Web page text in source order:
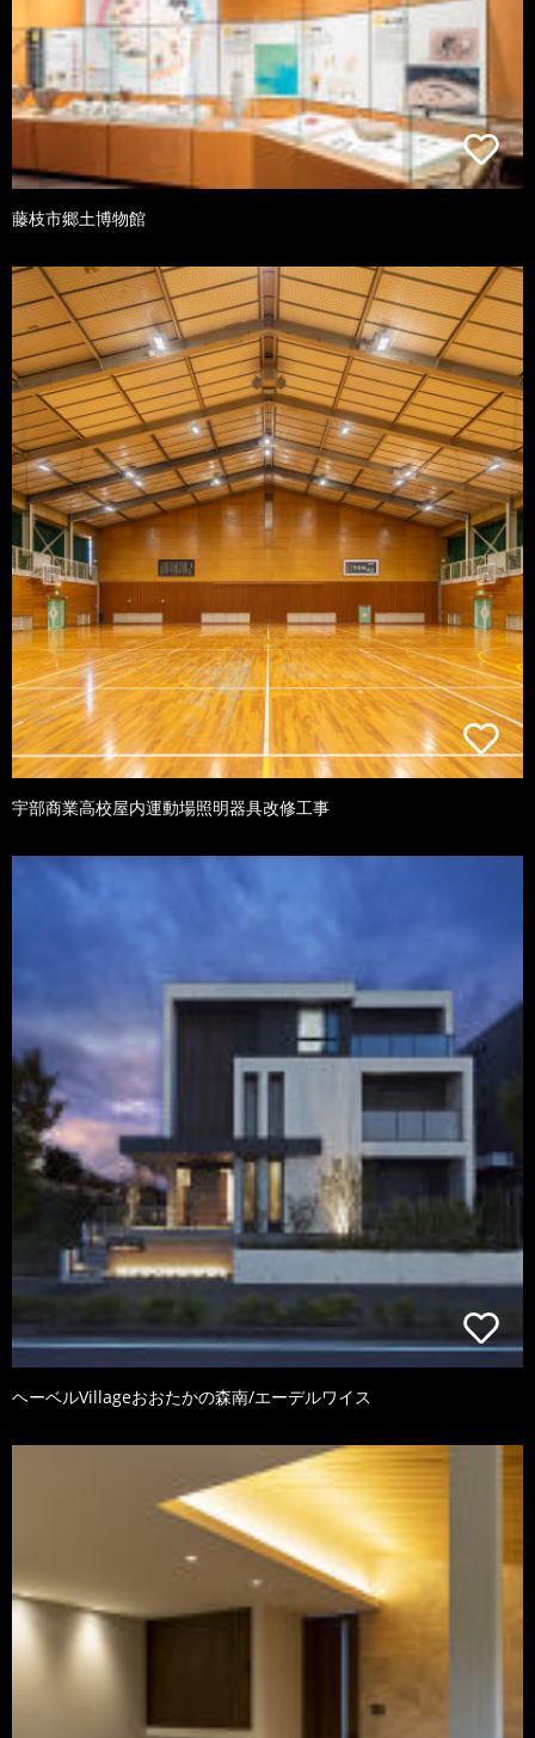
藤枝市郷土博物館
宇部商業高校屋内運動場照明器具改修工事
ヘーベルVillageおおたかの森南/エーデルワイス